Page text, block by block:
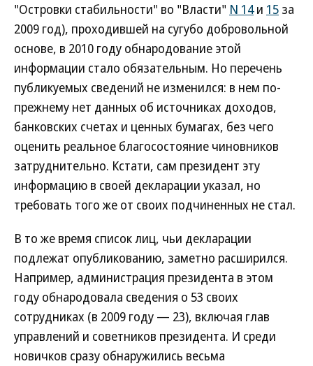
"Островки стабильности" во "Власти" N 14и 15 за
2009 год), проходившей на сугубо добровольной
основе, в 2010 году обнародование этой
информации стало обязательным. Но перечень
публикуемых сведений не изменился: в нем по-
прежнему нет данных об источниках доходов,
банковских счетах и ценных бумагах, без чего
оценить реальное благосостояние чиновников
затруднительно. Кстати, сам президент эту
информацию в своей декларации указал, но
требовать того же от своих подчиненных не стал.
В то же время список лиц, чьи декларации
подлежат опубликованию, заметно расширился.
Например, администрация президента в этом
году обнародовала сведения о 53 своих
сотрудниках (в 2009 году — 23), включая глав
управлений и советников президента. И среди
новичков сразу обнаружились весьма